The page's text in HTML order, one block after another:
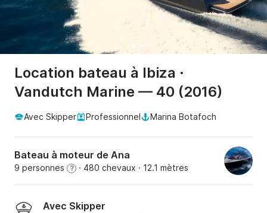
Location bateau à Ibiza ·
Vandutch Marine — 40 (2016)
Avec Skipper Professionnel Marina Botafoch
Bateau à moteur de Ana
9 personnes ? · 480 chevaux · 12.1 mètres
Avec Skipper